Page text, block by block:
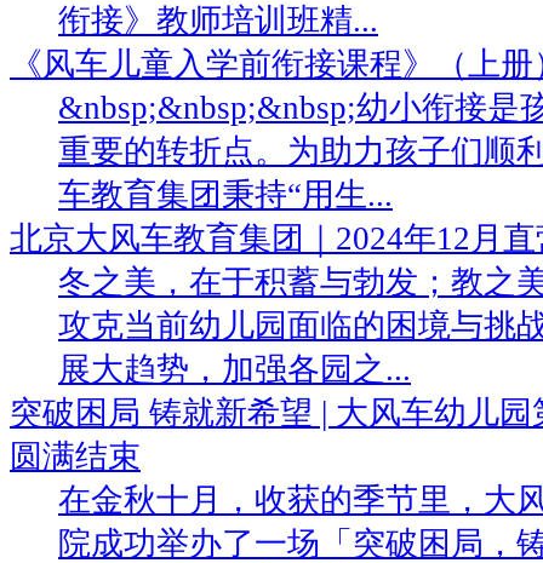
衔接》教师培训班精...
《风车儿童入学前衔接课程》（上
&nbsp;&nbsp;&nbsp;幼小衔接是
重要的转折点。为助力孩子们顺
车教育集团秉持“用生...
北京大风车教育集团｜2024年12月
冬之美，在于积蓄与勃发；教之
攻克当前幼儿园面临的困境与挑
展大趋势，加强各园之...
突破困局 铸就新希望 | 大风车幼儿
圆满结束
在金秋十月，收获的季节里，大
院成功举办了一场「突破困局，